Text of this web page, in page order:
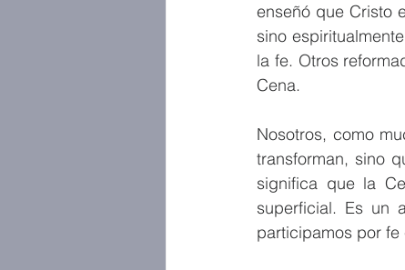
enseñó que Cristo
sino
la fe. Otros
Cena.
Nosotros, como
transforman, sino
significa que la
superficial. Es un
participamos por